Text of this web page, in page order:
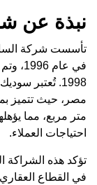
نبذة عن
تأسست شركة
في
1998. تُعتبر
متر مربع، مما
احتياجات العملاء.
تؤكد هذه الشراكة
في القطاع